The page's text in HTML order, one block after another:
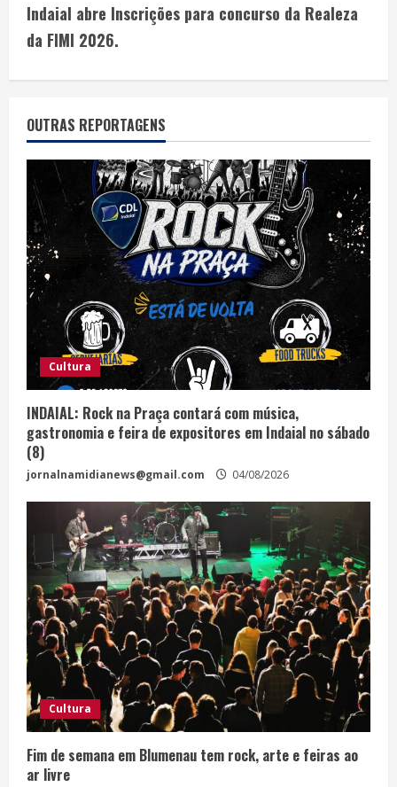
Indaial abre Inscrições para concurso da Realeza
da FIMI 2026.
OUTRAS REPORTAGENS
Cultura
INDAIAL: Rock na Praça contará com música,
gastronomia e feira de expositores em Indaial no sábado
(8)
jornalnamidianews@gmail.com 04/08/2026
Cultura
Fim de semana em Blumenau tem rock, arte e feiras ao
ar livre